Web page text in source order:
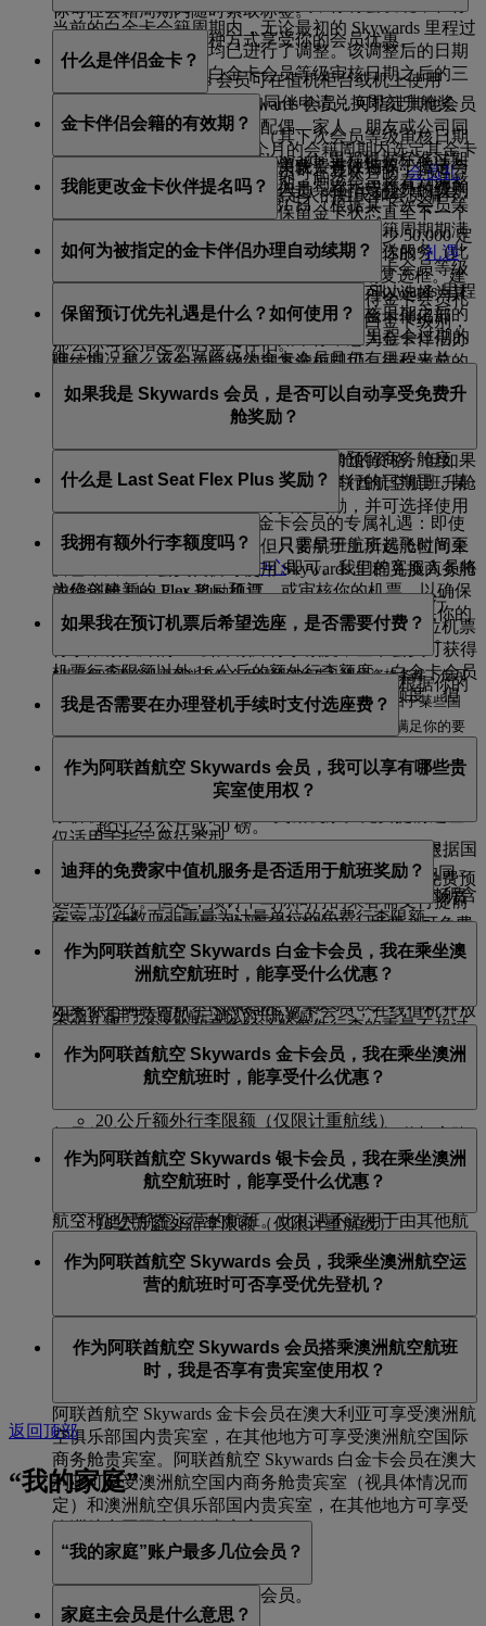
你可在会籍周期内随时索取标签。
当前的白金卡会籍周期内，无论最初的 Skywards 里程过
期日期为何时，日期均已进行了调整。该调整后的日期
将显示为你的下一次白金卡会员等级审核日期之后的三
(3) 个月。
例如：如果一名白金卡会员（其下次会员等级审核日期
为 2026 年 12 月 31 日）的 Skywards 里程根据标准过期
日期将在 2026 年 7 月 31 日过期，则该会员将看到调整
后的过期日期为 2027 年 3 月 31 日（根据其下次会员等
级审核日期后 3个月计算得出）。
同样地，当白金卡会员在下一年保留其白金卡会员等级
后，其上一个白金卡周期内未使用的任何 Skywards 里程
都将再次延长至其下次白金卡会员等级审核日期之后的
三 (3) 个月。白金卡会员账户中 Skywards 里程会过期的
唯一情况是，该会员降级为金卡会员且仍有里程未兑
换。你可以参阅
阿联酋航空 Skywards 计划规则以了解全
部信息。
你的同行伙伴可以多种方式享受你的会员优惠。
阿联酋航空 Skywards 会员可在值机柜台或机上使用
Skywards 里程为同机旅行的同伴申请兑换即刻升舱奖
励。
根据你的会籍状态，你可以使用免费携伴特权，邀请与
你搭乘同一航班的同行旅客进入贵宾室，或额外付费购
白金卡会员的旅行伴侣也可享受行李优先运送服务（此
什么是伴侣金卡？
符合条件的阿联酋航空 Skywards 会员，可指定其他会员
成为金卡会员。伴侣可以是配偶、家人、朋友或公司同
事。指定会员必须在其 12 个月的会籍周期内选定其金卡
伴侣。想要指定金卡伴侣的会员可在其账户的“会员礼
遇”页面中填写表格，输入被指定人的姓氏和会员编号。
金卡伴侣会籍的有效期？
金卡伴侣会籍与其指定会员相关联，有效期等于指定会
员保留其白金卡级别的时间。但是，在指定会员的级别
降级后，其指定的金卡伴侣将保留金卡状态直至下一个
级别审核日期。到时，金卡伴侣必须累积至少 50,000 定
级里程才能保留金卡状态。
我能更改金卡伙伴提名吗？
在你恢复白金卡级别并且当前金卡伴侣的会籍周期期满
后，你才能更改被指定的金卡伴侣。务必在你的“礼遇”
页面中的“金卡伴侣”部分取消选中自动续期复选框。建
议你指定一位在其自身旅行中可能无法获得金卡会员礼
遇的人士。如果你的金卡伴侣自行取得了白金卡级别，
那么你可以指定新的金卡伴侣。
如何为被指定的金卡伴侣办理自动续期？
在金卡伴侣会籍周期内的任何时候，你都可以选择为其
办理自动续期，请访问你的礼遇页面中的金卡伴侣部
分，并选中自动续期复选框。如果你不想为金卡伴侣办
理续期，那么不勾选自动续期复选框即可。待你当前的
金卡伴侣的会籍周期期满后，你可指定新的金卡伴侣。
保留预订优先礼遇是什么？如何使用？
趟机票已售罄的航班，我们将确保为你在所选航班上预
对于我们的白金卡会员，我们还会尽力预留商务舱座
位。然而，在重要节庆及有特别活动举行的日期里，某
如需享受保留预订优先礼遇，只需早于航班起飞时间至
联络中心即可。我们的客服人员将
为你创建新的 Flex Plus 预订，或审核你的机票，以确保
该机票是符合条件的 Flex Plus 商业票价机票。如果你的
机票不符合条件，他们可以通过电话为你升级机票。
*某些商业票价机票可能不符合保留预订优先礼遇的资格条件，但可
以通过额外付费获得升级。请与我们的联络中心确认。由于某些国
家/地区的航班容量限制和政府规定，我们有时可能无法满足你的要
如果我是 Skywards 会员，是否可以自动享受免费升
舱奖励？
作为 Skywards 会员，你不享有免费升舱的资格。但如果
你是 Skywards 会员，你可兑换包括阿联酋航空航班升舱
在内的奖励，以及经典奖励等其他奖励，并可选择使用
“现金+里程”组合方式支付。
什么是 Last Seat Flex Plus 奖励？
Last Seat Flex Plus 奖励是白金卡会员的专属礼遇：即使
提供的奖励机票已无剩余，但只要航班上所选舱位尚未
售罄，白金卡会员就仍可使用 Skywards 里程兑换商务舱
或经济舱 Flex Plus 奖励机票。
我拥有额外行李额度吗？
当乘坐采用计重制的阿联酋航空和 flydubai 航班旅行
时，阿联酋航空 Skywards 银卡会员可获得特定舱位机票
行李限额以外的 12 公斤额外行李额度，金卡会员可获得
机票行李限额以外 16 公斤的额外行李额度，白金卡会员
可获得机票行李限额以外 20 公斤的额外行李额度。但
是，请注意以下情况：
对于所有跨大西洋的航班，每件托运行李的重量不
能超过 32 公斤。
对于飞往美国的航班，经济舱每件行李的重量不能
超过 23 公斤或 50 磅。
每件行李的最大重量限制可能会有所不同，根据国
际机场规定。
超额行李的特权并不适用于随身行李或机票内所含
以件数而非重量为计量单位的免费行李限额。
搭乘采用计件制、由阿联酋航空营销并运营的航班旅行
时，阿联酋航空 Skywards 白金卡会员及金卡会员均可在
享受机票上显示行李限额之余，再获享托运 1 件额外行
李的礼遇（经济舱和豪华经济舱每件行李的重量不超过
23 公斤，商务舱和头等舱每件行李的重量不超过 32 公
斤）。任何舱位等级的行李限额都不得超过 3 件托运行
如果你的旅程开始于美国或非洲，请确保你知道相应路
线的具体行李限额。
航空和迪拜航空运营的航班。此礼遇不适用于由其他航
公司航班的行程。
如果我在预订机票后希望选座，是否需要付费？
如果你乘坐头等舱或商务舱，你可以在购票时根据你的
会籍状态免费选择座位。
预订中的同行人员（在同一预订编号下）可享受免费提
前选座服务。此项优惠也适用于经济舱 Special 或 Saver
仅适用于指定座位类型。
如果你是阿联酋航空 Skywards 银卡会员，可享受免费预
选座位服务。但是，预订中与你同行的乘客需支付提前
预订座位费，除非他们购买了经济舱 Flex 机票（可免费
提前选择普通座位）或经济舱 Flex Plus 机票（可免费提
前选择普通座位及偏好座位）。
如果你是阿联酋航空 Skywards 蓝卡会员，在线值机开放
之前预选座位需支付相应的费用。但如果你购买了经济
舱 Flex 或 Flex+ 机票，则可提前免费预选普通座位。
我是否需要在办理登机手续时支付选座费？
手续，就可以免费选择座位。
作为阿联酋航空 Skywards 会员，我可以享有哪些贵
宾室使用权？
阿联酋航空 Skywards 会员及其搭乘同一阿联酋航空、
flydubai、澳洲航空或加拿大航空航班的符合条件的同
伴，可使用迪拜及我们全球航线网络内的一系列机场贵
宾室。
贵宾室使用权礼遇因会员等级而异，请访问此页面了解
更多信息。
迪拜的免费家中值机服务是否适用于航班奖励？
用于经典奖励、升舱奖励*以及使用“现金+里程”组合方
式支付的机票。
*此服务适用于在值机前已确认的升舱奖励。
作为阿联酋航空 Skywards 白金卡会员，我在乘坐澳
洲航空航班时，能享受什么优惠？
班可享受：
20 公斤额外行李限额（仅限计重航线）
航空国际和国内商务舱候机室以及澳洲航空俱乐部
国内候机室
优先登机
行李优先交付
作为阿联酋航空 Skywards 金卡会员，我在乘坐澳洲
航空航班时，能享受什么优惠？
可享受：
16 公斤额外行李限额（仅限计重航线）
候机室
优先登机
行李优先交付
作为阿联酋航空 Skywards 银卡会员，我在乘坐澳洲
航空航班时，能享受什么优惠？
可享受：
作为阿联酋航空 Skywards 会员，我乘坐澳洲航空运
营的航班时可否享受优先登机？
先登机。
作为阿联酋航空 Skywards 会员搭乘澳洲航空航班
时，我是否享有贵宾室使用权？
阿联酋航空 Skywards 金卡会员在澳大利亚可享受澳洲航
空俱乐部国内贵宾室，在其他地方可享受澳洲航空国际
商务舱贵宾室。阿联酋航空 Skywards 白金卡会员在澳大
利亚可享受澳洲航空国内商务舱贵宾室（视具体情况而
定）和澳洲航空俱乐部国内贵宾室，在其他地方可享受
澳洲航空国际商务舱贵宾室。
返回顶部
“我的家庭”
“我的家庭”账户最多几位会员？
包括家庭主会员，最多 8 位会员。
家庭主会员是什么意思？